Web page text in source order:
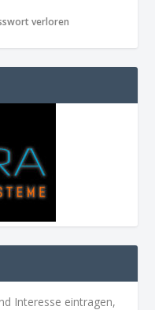
verloren
Interesse eintragen,